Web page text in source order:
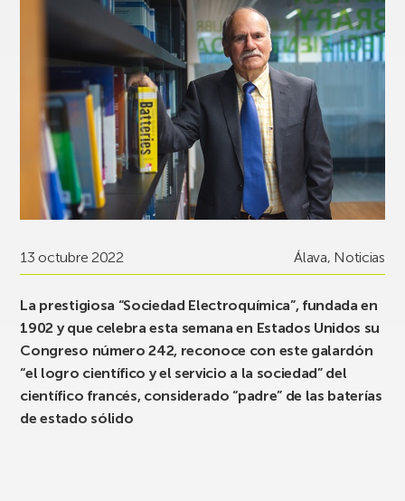
13 octubre 2022 Álava, Noticias
La prestigiosa “Sociedad Electroquímica”, fundada en
1902 y que celebra esta semana en Estados Unidos su
Congreso número 242, reconoce con este galardón
“el logro científico y el servicio a la sociedad” del
científico francés, considerado “padre” de las baterías
de estado sólido